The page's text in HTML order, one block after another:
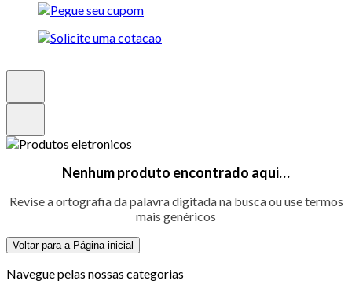
Nenhum produto encontrado aqui…
Revise a ortografia da palavra digitada na busca ou use termos
mais genéricos
Voltar para a Página inicial
Navegue pelas nossas categorias